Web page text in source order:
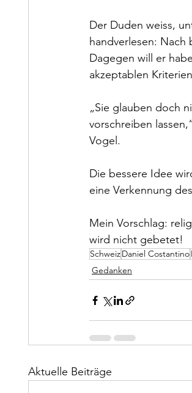
Der Duden weiss,
handverlesen:
Dagegen will er
akzeptablen
„Sie glauben doch
vorschreiben
Vogel.
Die bessere Idee
eine Verkennung
Mein Vorschlag:
wird nicht gebetet!
SchweizDaniel Costantino
Gedanken
Aktuelle Beiträge